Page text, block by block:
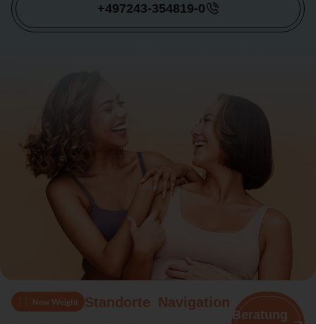
+497243-354819-0
Standorte Navigation
Beratung